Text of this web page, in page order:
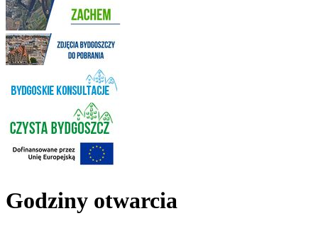
Godziny otwarcia